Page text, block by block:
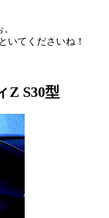
いてくださいね！
Z S30型